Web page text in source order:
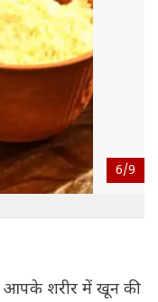
6/9
आपके शरीर में खून की